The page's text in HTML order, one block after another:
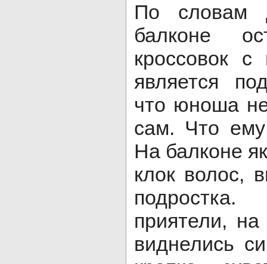
По словам
балконе
кроссовок
является
что юноша
сам. Что
На балконе
клок волос,
приятели,
виднелись